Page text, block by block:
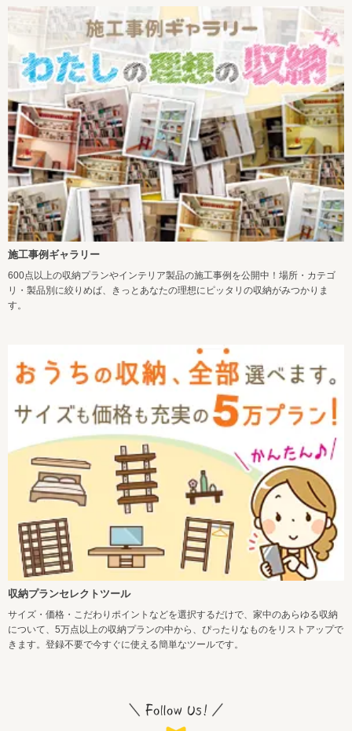
施工事例ギャラリー
600点以上の収納プランやインテリア製品の施工事例を公開中！場所・カテゴ
リ・製品別に絞りめば、きっとあなたの理想にピッタリの収納がみつかりま
す。
収納プランセレクトツール
サイズ・価格・こだわりポイントなどを選択するだけで、家中のあらゆる収納
について、5万点以上の収納プランの中から、ぴったりなものをリストアップで
きます。登録不要で今すぐに使える簡単なツールです。